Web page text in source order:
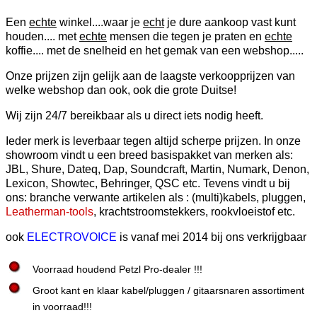
Een echte winkel....waar je echtje dure aankoop vast kunt
houden.... metechte mensen die tegen je praten en echte
koffie.... met de snelheid en het gemak van een webshop.....
Onze prijzen zijn gelijk aan de laagste verkoopprijzen van
welke webshop dan ook, ook die grote Duitse!
Wij zijn 24/7 bereikbaar als u direct iets nodig heeft.
Ieder merk is leverbaar tegen altijd scherpe prijzen. In onze
showroom vindt u een breed basispakket van merken als:
JBL, Shure, Dateq, Dap, Soundcraft, Martin, Numark, Denon,
Lexicon, Showtec, Behringer, QSC etc. Tevens vindt u bij
ons: branche verwante artikelen als : (multi)kabels, pluggen,
Leatherman-tools, krachtstroomstekkers, rookvloeistof etc.
ook ELECTROVOICE is vanaf mei 2014 bij ons verkrijgbaar
Voorraad houdend Petzl Pro-dealer !!!
Groot kant en klaar kabel/pluggen / gitaarsnaren assortiment
in voorraad!!!